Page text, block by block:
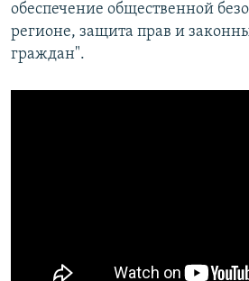
обеспечение общественной
регионе, защита прав и
граждан".